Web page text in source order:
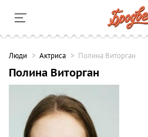
Люди Актриса Полина Виторган
Полина Виторган